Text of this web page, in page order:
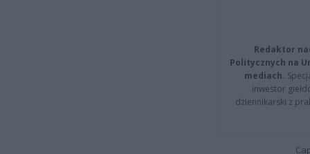
Redaktor
Politycznych na
mediach.
inwestor
dziennikarski z